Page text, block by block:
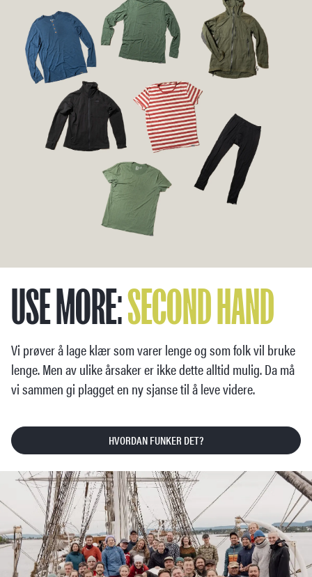
USE MORE:SECONDHAND
Vi prøver å lage klær som varer lenge og som folk vil bruke
lenge. Men av ulike årsaker er ikke dette alltid mulig. Da må
vi sammen gi plagget en ny sjanse til å leve videre.
HVORDAN FUNKER DET?